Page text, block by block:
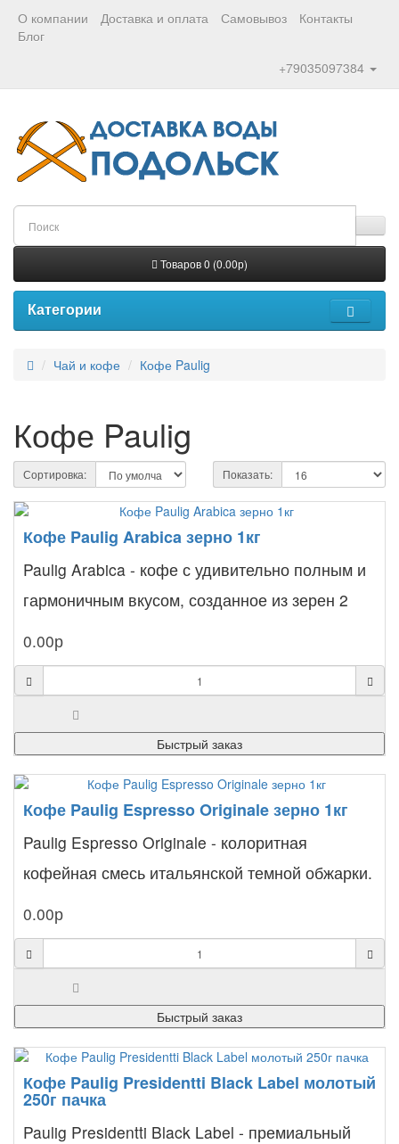
О компании Доставка и оплата Самовывоз
Контакты
Блог
+79035097384
Товаров 0 (0.00р)
Категории
Чай и кофе Кофе Paulig
Кофе Paulig
Сортировка: Показать:
Кофе Paulig Arabica зерно 1кг
Paulig Arabica - кофе с удивительно полным и
гармоничным вкусом, созданное из зерен 2
0.00р
Быстрый заказ
Кофе Paulig Espresso Originale зерно 1кг
Paulig Espresso Originale - колоритная
кофейная смесь итальянской темной обжарки.
0.00р
Быстрый заказ
Кофе Paulig Presidentti Black Label молотый
250г пачка
Paulig Presidentti Black Label - премиальный